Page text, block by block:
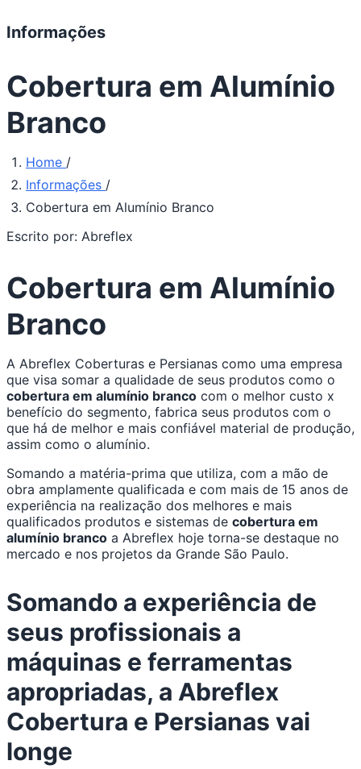
Informações
Cobertura em Alumínio
Branco
Home /
Informações /
Cobertura em Alumínio Branco
Escrito por: Abreflex
Conteúdo
Cobertura em Alumínio
Branco
A Abreflex Coberturas e Persianas como uma empresa
que visa somar a qualidade de seus produtos como o
cobertura em alumínio branco com o melhor custo x
benefício do segmento, fabrica seus produtos com o
que há de melhor e mais confiável material de produção,
assim como o alumínio.
Somando a matéria-prima que utiliza, com a mão de
obra amplamente qualificada e com mais de 15 anos de
experiência na realização dos melhores e mais
qualificados produtos e sistemas de cobertura em
alumínio branco a Abreflex hoje torna-se destaque no
mercado e nos projetos da Grande São Paulo.
Somando a experiência de
seus profissionais a
máquinas e ferramentas
apropriadas, a Abreflex
Cobertura e Persianas vai
longe